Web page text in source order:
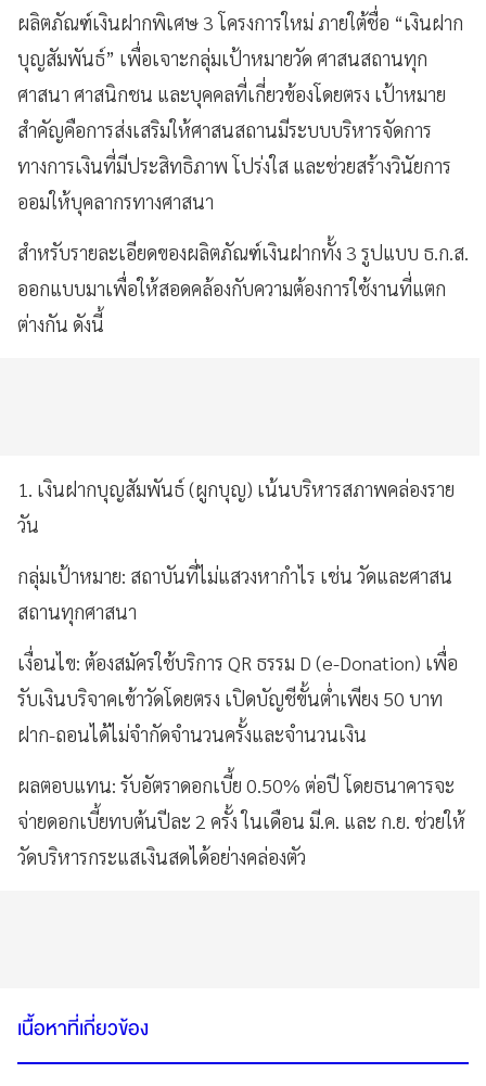
ผลิตภัณฑ์เงินฝากพิเศษ 3 โครงการใหม่ ภายใต้ชื่อ “เงินฝาก
บุญสัมพันธ์” เพื่อเจาะกลุ่มเป้าหมายวัด ศาสนสถานทุก
ศาสนา ศาสนิกชน และบุคคลที่เกี่ยวข้องโดยตรง เป้าหมาย
สำคัญคือการส่งเสริมให้ศาสนสถานมีระบบบริหารจัดการ
ทางการเงินที่มีประสิทธิภาพ โปร่งใส และช่วยสร้างวินัยการ
ออมให้บุคลากรทางศาสนา
สำหรับรายละเอียดของผลิตภัณฑ์เงินฝากทั้ง 3 รูปแบบ ธ.ก.ส.
ออกแบบมาเพื่อให้สอดคล้องกับความต้องการใช้งานที่แตก
ต่างกัน ดังนี้
1. เงินฝากบุญสัมพันธ์ (ผูกบุญ) เน้นบริหารสภาพคล่องราย
วัน
กลุ่มเป้าหมาย: สถาบันที่ไม่แสวงหากำไร เช่น วัดและศาสน
สถานทุกศาสนา
เงื่อนไข: ต้องสมัครใช้บริการ QR ธรรม D (e-Donation) เพื่อ
รับเงินบริจาคเข้าวัดโดยตรง เปิดบัญชีขั้นต่ำเพียง 50 บาท
ฝาก-ถอนได้ไม่จำกัดจำนวนครั้งและจำนวนเงิน
ผลตอบแทน: รับอัตราดอกเบี้ย 0.50% ต่อปี โดยธนาคารจะ
จ่ายดอกเบี้ยทบต้นปีละ 2 ครั้ง ในเดือน มี.ค. และ ก.ย. ช่วยให้
วัดบริหารกระแสเงินสดได้อย่างคล่องตัว
เนื้อหาที่เกี่ยวข้อง